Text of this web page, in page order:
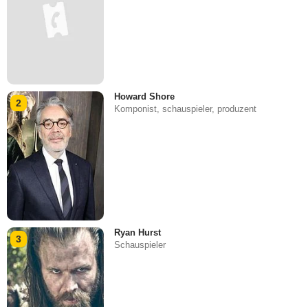
2
Howard Shore
Komponist, schauspieler, produzent
3
Ryan Hurst
Schauspieler